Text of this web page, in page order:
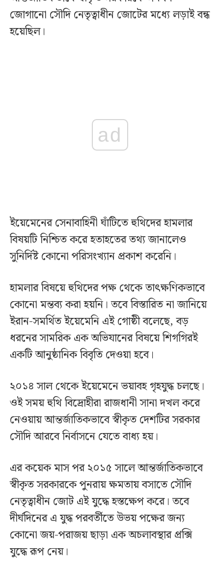
জোগানো সৌদি নেতৃত্বাধীন জোটের মধ্যে লড়াই বন্ধ
হয়েছিল।
ad
ইয়েমেনের সেনাবাহিনী ঘাঁটিতে হুথিদের হামলার
বিষয়টি নিশ্চিত করে হতাহতের তথ্য জানালেও
সুনির্দিষ্ট কোনো পরিসংখ্যান প্রকাশ করেনি।
হামলার বিষয়ে হুথিদের পক্ষ থেকে তাৎক্ষণিকভাবে
কোনো মন্তব্য করা হয়নি। তবে বিস্তারিত না জানিয়ে
ইরান-সমর্থিত ইয়েমেনি এই গোষ্ঠী বলেছে, বড়
ধরনের সামরিক এক অভিযানের বিষয়ে শিগগিরই
একটি আনুষ্ঠানিক বিবৃতি দেওয়া হবে।
২০১৪ সাল থেকে ইয়েমেনে ভয়াবহ গৃহযুদ্ধ চলছে।
ওই সময় হুথি বিদ্রোহীরা রাজধানী সানা দখল করে
নেওয়ায় আন্তর্জাতিকভাবে স্বীকৃত দেশটির সরকার
সৌদি আরবে নির্বাসনে যেতে বাধ্য হয়।
এর কয়েক মাস পর ২০১৫ সালে আন্তর্জাতিকভাবে
স্বীকৃত সরকারকে পুনরায় ক্ষমতায় বসাতে সৌদি
নেতৃত্বাধীন জোট এই যুদ্ধে হস্তক্ষেপ করে। তবে
দীর্ঘদিনের এ যুদ্ধ পরবর্তীতে উভয় পক্ষের জন্য
কোনো জয়-পরাজয় ছাড়া এক অচলাবস্থার প্রক্সি
যুদ্ধে রূপ নেয়।